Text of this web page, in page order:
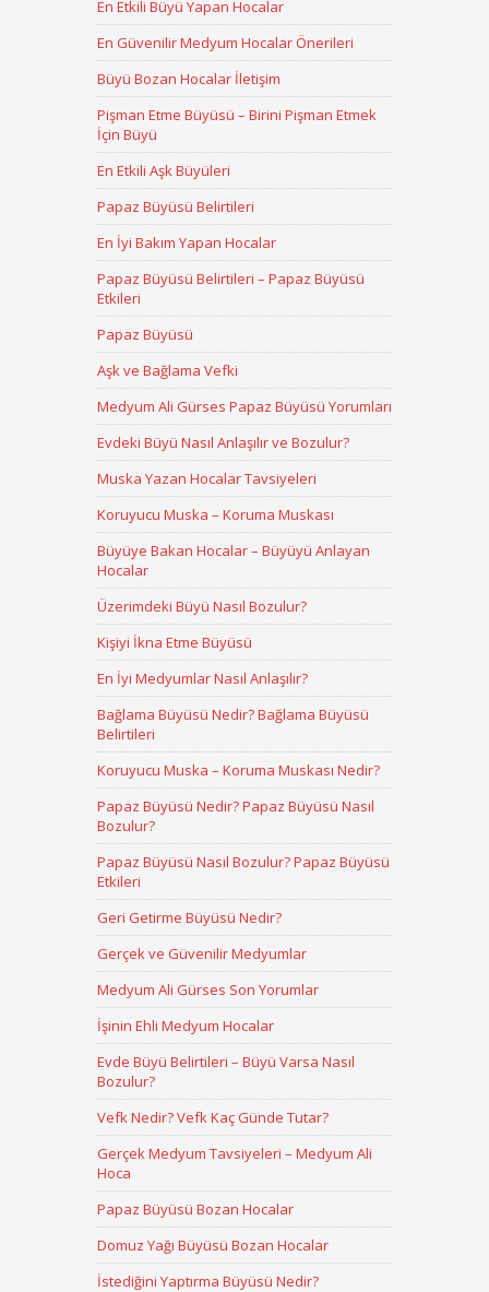
En Etkili Büyü Yapan Hocalar
En Güvenilir Medyum Hocalar Önerileri
Büyü Bozan Hocalar İletişim
Pişman Etme Büyüsü – Birini Pişman Etmek
İçin Büyü
En Etkili Aşk Büyüleri
Papaz Büyüsü Belirtileri
En İyi Bakım Yapan Hocalar
Papaz Büyüsü Belirtileri – Papaz Büyüsü
Etkileri
Papaz Büyüsü
Aşk ve Bağlama Vefki
Medyum Ali Gürses Papaz Büyüsü Yorumları
Evdeki Büyü Nasıl Anlaşılır ve Bozulur?
Muska Yazan Hocalar Tavsiyeleri
Koruyucu Muska – Koruma Muskası
Büyüye Bakan Hocalar – Büyüyü Anlayan
Hocalar
Üzerimdeki Büyü Nasıl Bozulur?
Kişiyi İkna Etme Büyüsü
En İyi Medyumlar Nasıl Anlaşılır?
Bağlama Büyüsü Nedir? Bağlama Büyüsü
Belirtileri
Koruyucu Muska – Koruma Muskası Nedir?
Papaz Büyüsü Nedir? Papaz Büyüsü Nasıl
Bozulur?
Papaz Büyüsü Nasıl Bozulur? Papaz Büyüsü
Etkileri
Geri Getirme Büyüsü Nedir?
Gerçek ve Güvenilir Medyumlar
Medyum Ali Gürses Son Yorumlar
İşinin Ehli Medyum Hocalar
Evde Büyü Belirtileri – Büyü Varsa Nasıl
Bozulur?
Vefk Nedir? Vefk Kaç Günde Tutar?
Gerçek Medyum Tavsiyeleri – Medyum Ali
Hoca
Papaz Büyüsü Bozan Hocalar
Domuz Yağı Büyüsü Bozan Hocalar
İstediğini Yaptırma Büyüsü Nedir?